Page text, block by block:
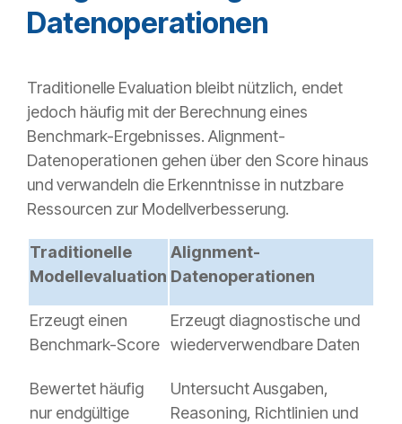
Datenoperationen
Traditionelle Evaluation bleibt nützlich, endet
jedoch häufig mit der Berechnung eines
Benchmark-Ergebnisses. Alignment-
Datenoperationen gehen über den Score hinaus
und verwandeln die Erkenntnisse in nutzbare
Ressourcen zur Modellverbesserung.
Traditionelle
Modellevaluation
Alignment-
Datenoperationen
Erzeugt einen
Benchmark-Score
Erzeugt diagnostische und
wiederverwendbare Daten
Bewertet häufig
nur endgültige
Untersucht Ausgaben,
Reasoning, Richtlinien und